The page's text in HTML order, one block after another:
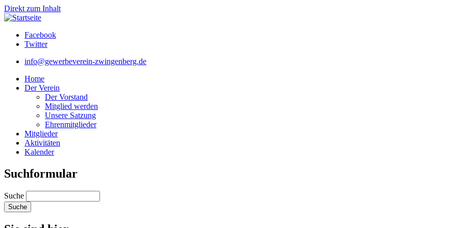
Direkt zum Inhalt
Facebook
Twitter
info@gewerbeverein-zwingenberg.de
Home
Der Verein
Der Vorstand
Mitglied werden
Unsere Satzung
Ehrenmitglieder
Mitglieder
Aktivitäten
Kalender
Suchformular
Suche